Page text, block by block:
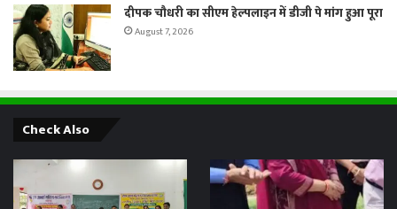
दीपक चौधरी का सीएम हेल्पलाइन में डीजी पे मांग हुआ पूरा
August 7, 2026
Check Also